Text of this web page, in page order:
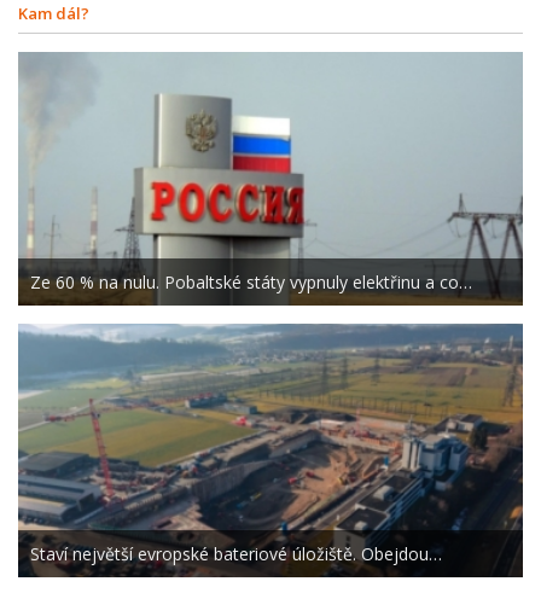
Kam dál?
Ze 60 % na nulu. Pobaltské státy vypnuly elektřinu a co…
Staví největší evropské bateriové úložiště. Obejdou…